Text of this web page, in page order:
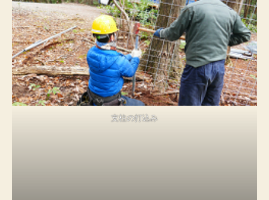
支柱の打込み